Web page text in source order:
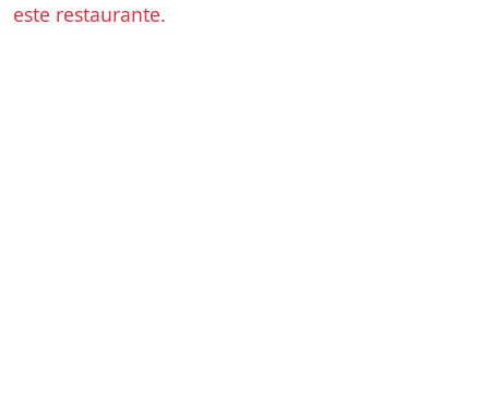
este restaurante.